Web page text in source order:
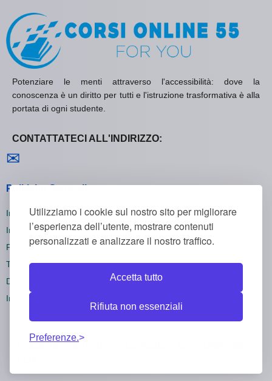
Utilizziamo i cookie sul nostro sito per migliorare
l’esperienza dell’utente, mostrare contenuti
personalizzati e analizzare il nostro traffico.
Accetta tutto
Rifiuta non essenziali
Preferenze.
Potenziare le menti attraverso l'accessibilità: dove la
conoscenza è un diritto per tutti e l'istruzione trasformativa è alla
portata di ogni studente.
CONTATTATECI ALL'INDIRIZZO:
✉
Politiche Generali
Informativa sulla Privacy
Informativa sui Cookie
Politica di Rimborso
Termini e Condizioni
Disiscriversi
Impostazioni dei cookie
Todos los derechos reservados CorsiOnline55 ©